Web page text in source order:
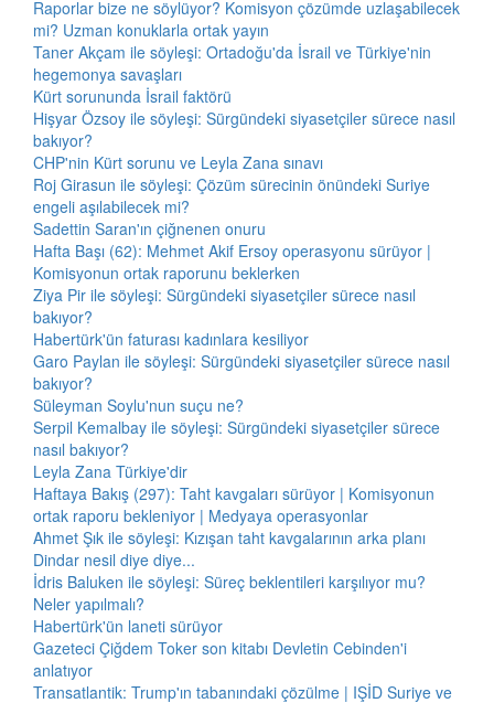
Raporlar bize ne söylüyor? Komisyon çözümde uzlaşabilecek
mi? Uzman konuklarla ortak yayın
Taner Akçam ile söyleşi: Ortadoğu'da İsrail ve Türkiye'nin
hegemonya savaşları
Kürt sorununda İsrail faktörü
Hişyar Özsoy ile söyleşi: Sürgündeki siyasetçiler sürece nasıl
bakıyor?
CHP'nin Kürt sorunu ve Leyla Zana sınavı
Roj Girasun ile söyleşi: Çözüm sürecinin önündeki Suriye
engeli aşılabilecek mi?
Sadettin Saran'ın çiğnenen onuru
Hafta Başı (62): Mehmet Akif Ersoy operasyonu sürüyor |
Komisyonun ortak raporunu beklerken
Ziya Pir ile söyleşi: Sürgündeki siyasetçiler sürece nasıl
bakıyor?
Habertürk'ün faturası kadınlara kesiliyor
Garo Paylan ile söyleşi: Sürgündeki siyasetçiler sürece nasıl
bakıyor?
Süleyman Soylu'nun suçu ne?
Serpil Kemalbay ile söyleşi: Sürgündeki siyasetçiler sürece
nasıl bakıyor?
Leyla Zana Türkiye'dir
Haftaya Bakış (297): Taht kavgaları sürüyor | Komisyonun
ortak raporu bekleniyor | Medyaya operasyonlar
Ahmet Şık ile söyleşi: Kızışan taht kavgalarının arka planı
Dindar nesil diye diye...
İdris Baluken ile söyleşi: Süreç beklentileri karşılıyor mu?
Neler yapılmalı?
Habertürk'ün laneti sürüyor
Gazeteci Çiğdem Toker son kitabı Devletin Cebinden'i
anlatıyor
Transatlantik: Trump'ın tabanındaki çözülme | IŞİD Suriye ve